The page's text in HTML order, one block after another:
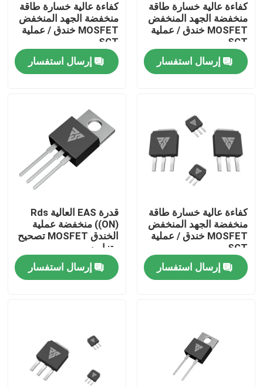
المنزل
معلومات عنا
جولة في المعمل
اتصل بنا
أخبار
موسفيت عالي الطاقة
كربيد السيليكون موسفيت
كفاءة عالية خسارة طاقة
منخفضة الجهد المنخفض
MOSFET خندق / عملية
SGT
إرسال استفسار
كفاءة عالية خسارة طاقة
منخفضة الجهد المنخفض
MOSFET خندق / عملية
SGT
إرسال استفسار
كفاءة عالية خسارة طاقة
منخفضة الجهد المنخفض
MOSFET خندق / عملية
SGT
إرسال استفسار
قدرة EAS العالية Rds
((ON) منخفضة عملية
الخندق MOSFET تصحيح
متزامن
إرسال استفسار